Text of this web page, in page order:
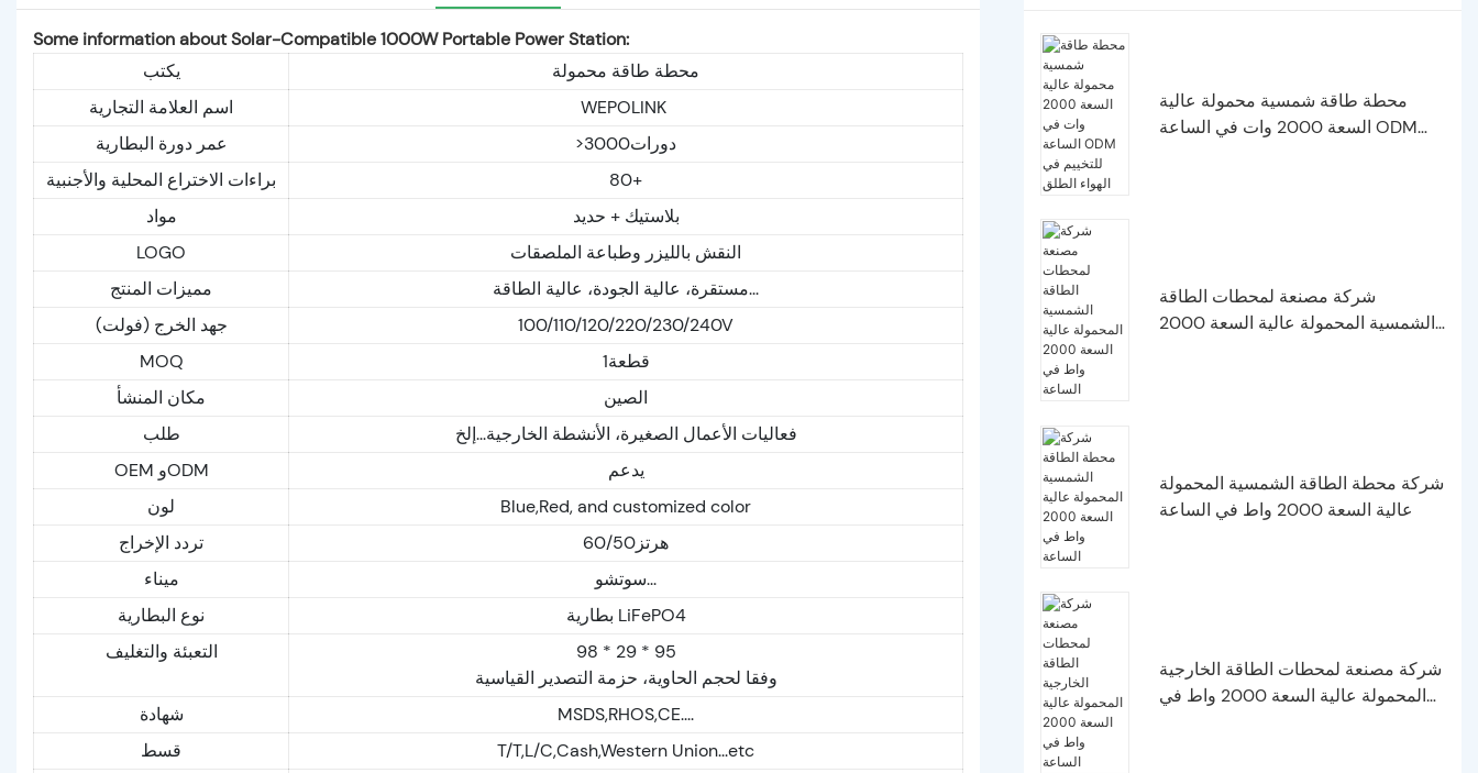
Some information about Solar-Compatible 1000W Portable Power Station:
يكتب
محطة طاقة محمولة
اسم العلامة التجارية
WEPOLINK
عمر دورة البطارية
>دورات3000
براءات الاختراع المحلية والأجنبية
80+
مواد
بلاستيك + حديد
LOGO
النقش بالليزر وطباعة الملصقات
مميزات المنتج
مستقرة، عالية الجودة، عالية الطاقة...
جهد الخرج (فولت)
100/110/120/220/230/240V
MOQ
قطعة1
مكان المنشأ
الصين
طلب
فعاليات الأعمال الصغيرة، الأنشطة الخارجية...إلخ
OEM وODM
يدعم
لون
Blue,Red, and customized color
تردد الإخراج
هرتز60/50
ميناء
سوتشو...
نوع البطارية
بطارية LiFePO4
التعبئة والتغليف
98 * 29 * 95
وفقا لحجم الحاوية، حزمة التصدير القياسية
شهادة
MSDS,RHOS,CE....
قسط
T/T,L/C,Cash,Western Union...etc
محطة طاقة شمسية محمولة عالية
السعة 2000 وات في الساعة ODM
شركة مصنعة لمحطات الطاقة
الشمسية المحمولة عالية السعة 2000
شركة محطة الطاقة الشمسية المحمولة
عالية السعة 2000 واط في الساعة
شركة مصنعة لمحطات الطاقة الخارجية
المحمولة عالية السعة 2000 واط في